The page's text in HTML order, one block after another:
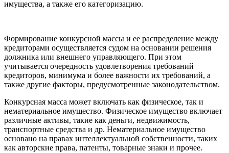
имущества, а также его категоризацию.
Формирование конкурсной массы и ее распределение между
кредиторами осуществляется судом на основании решения
должника или внешнего управляющего. При этом
учитывается очередность удовлетворения требований
кредиторов, минимума и более важности их требований, а
также другие факторы, предусмотренные законодательством.
Конкурсная масса может включать как физическое, так и
нематериальное имущество. Физическое имущество включает
различные активы, такие как деньги, недвижимость,
транспортные средства и др. Нематериальное имущество
основано на правах интеллектуальной собственности, таких
как авторские права, патенты, товарные знаки и прочее.